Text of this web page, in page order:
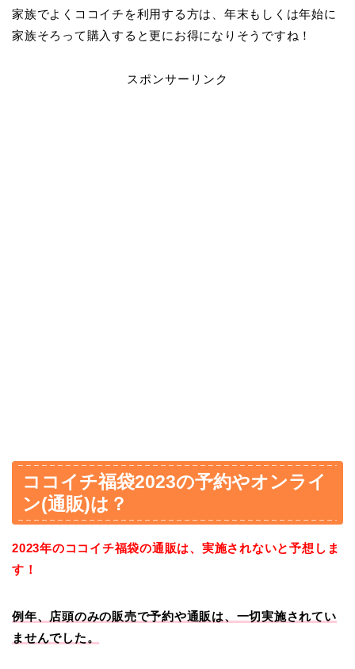
家族でよくココイチを利用する方は、年末もしくは年始に
家族そろって購入すると更にお得になりそうですね！
スポンサーリンク
ココイチ福袋2023の予約やオンライ
ン(通販)は？
2023年のココイチ福袋の通販は、実施されないと予想しま
す！
例年、店頭のみの販売で予約や通販は、一切実施されてい
ませんでした。